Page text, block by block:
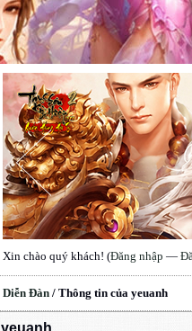
Xin chào quý khách! (Đăng nhập —
Diễn Đàn / Thông tin của yeuanh
yeuanh